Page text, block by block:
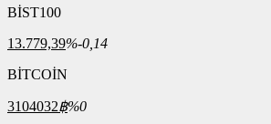
BİST100
13.779,39%-0,14
BİTCOİN
3104032฿%0